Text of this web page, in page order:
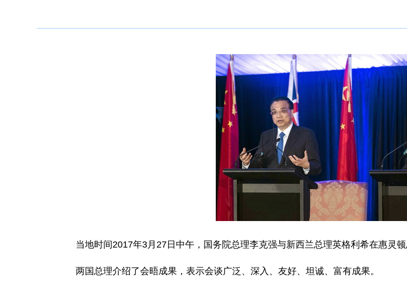
当地时间2017年3月27日中午，国务院总理李克强与新西兰总理英格利希在惠灵顿
两国总理介绍了会晤成果，表示会谈广泛、深入、友好、坦诚、富有成果。